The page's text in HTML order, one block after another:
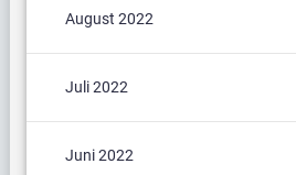
August 2022
Juli 2022
Juni 2022